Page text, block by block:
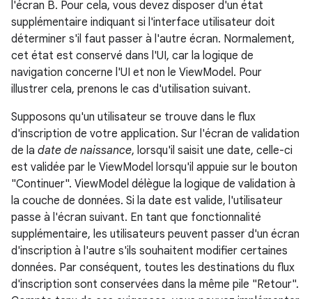
l'écran B. Pour cela, vous devez disposer d'un état
supplémentaire indiquant si l'interface utilisateur doit
déterminer s'il faut passer à l'autre écran. Normalement,
cet état est conservé dans l'UI, car la logique de
navigation concerne l'UI et non le ViewModel. Pour
illustrer cela, prenons le cas d'utilisation suivant.
Supposons qu'un utilisateur se trouve dans le flux
d'inscription de votre application. Sur l'écran de validation
de la date de naissance, lorsqu'il saisit une date, celle-ci
est validée par le ViewModel lorsqu'il appuie sur le bouton
"Continuer". ViewModel délègue la logique de validation à
la couche de données. Si la date est valide, l'utilisateur
passe à l'écran suivant. En tant que fonctionnalité
supplémentaire, les utilisateurs peuvent passer d'un écran
d'inscription à l'autre s'ils souhaitent modifier certaines
données. Par conséquent, toutes les destinations du flux
d'inscription sont conservées dans la même pile "Retour".